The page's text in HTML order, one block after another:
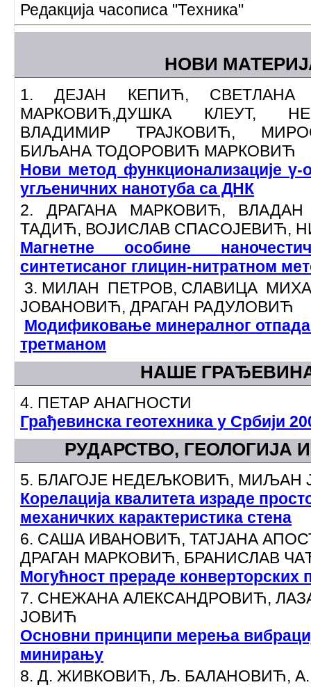
Редакција часописа "Техника"
НОВИ
1.
ДЕЈАН КЕПИЋ, СВЕТЛАНА
МАРКОВИЋ,ДУШКА КЛЕУТ,
ВЛАДИМИР ТРАЈКОВИЋ,
БИЉАНА ТОДОРОВИЋ МАРКОВИЋ
Нови метод функционализације γ-
угљеничних нанотуба са ДНК
2. ДРАГАНА МАРКОВИЋ,
ТАДИЋ, ВОЈИСЛАВ СПАСОЈЕВИЋ,
Магнетне особине
синтетисаног глицин-нитратном
3. МИЛАН ПЕТРОВ, СЛАВИЦА
ЈОВАНОВИЋ, ДРАГАН РАДУЛОВИЋ
Модификовање минералног
третманом
НАШЕ
4. ПЕТАР АНАГНОСТИ
Грађевинска геотехника у Србији
РУДАРСТВО, ГЕОЛОГИЈА
5. БЛАГОЈЕ НЕДЕЉКОВИЋ, МИЉАН
Корелација квалитета израде
механичких карактеристика стена
6. САША ИВАНОВИЋ, ТАТЈАНА
ДРАГАН МАРКОВИЋ, БРАНИСЛАВ
Могућност прераде конверторских
7. СНЕЖАНА АЛЕКСАНДРОВИЋ,
ЈОВИЋ
Основни принципи мерења
минирању
8. Д. ЖИВКОВИЋ, Љ. БАЛАНОВИЋ,